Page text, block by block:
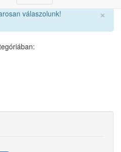
×
válaszolunk!